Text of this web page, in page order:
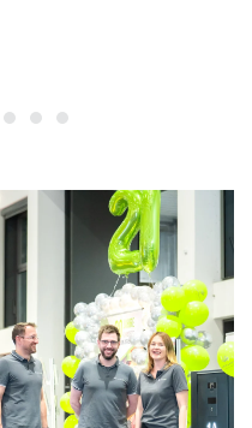
Zäune - Tore - Briefkästen
EINFACH und SMART!
Zaunanlage REF1349